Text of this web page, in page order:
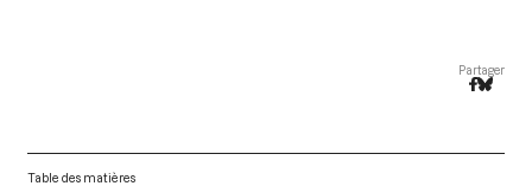
Partager
Table des matières